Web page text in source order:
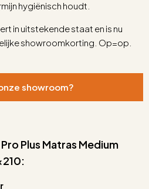
hygiënisch houdt.
in uitstekende staat en is nu
showroomkorting. Op=op.
showroom?
Plus Matras Medium